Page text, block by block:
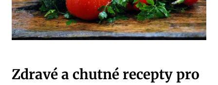
Zdravé a chutné recepty pro